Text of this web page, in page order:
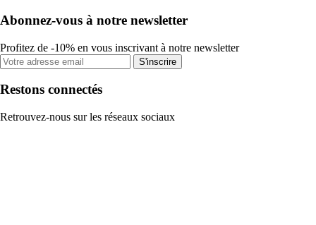
Abonnez-vous à notre newsletter
Profitez de -10% en vous inscrivant à notre newsletter
S'inscrire
Restons connectés
Retrouvez-nous sur les réseaux sociaux